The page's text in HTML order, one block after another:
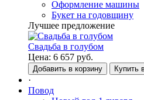
Оформление машины
Букет на годовщину
Лучшее предложение
Свадьба в голубом
Цена: 6 657 руб.
Добавить в корзину Купить
·
Повод